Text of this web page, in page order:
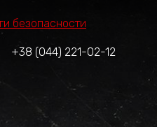
+38 (044) 221-02-12